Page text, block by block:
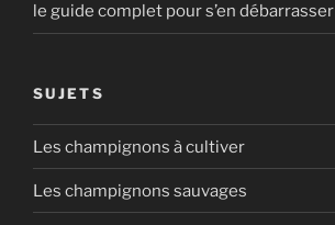
le guide complet pour s’en débarrasser
SUJETS
Les champignons à cultiver
Les champignons sauvages